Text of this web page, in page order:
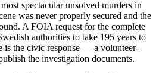
spectacular unsolved murders in
was never properly secured and the
A FOIA request for the complete
authorities to take 195 years to
is the civic response — a volunteer-
the investigation documents.